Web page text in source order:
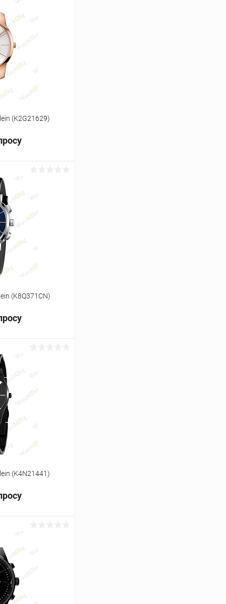
(K2G21629)
цену
Сравнение
Под заказ
(K8Q371CN)
цену
Сравнение
Под заказ
(K4N21441)
цену
Сравнение
Под заказ